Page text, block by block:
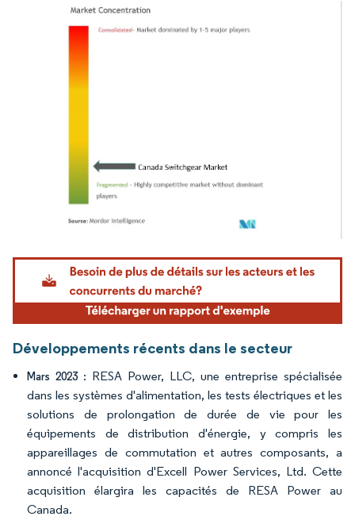
Image © Mordor Intelligence. La réutilisation nécessite une attribution sous CC BY
Développements récents dans le secteur
Mars 2023 : RESA Power, LLC, une entreprise spécialisée
dans les systèmes d'alimentation, les tests électriques et les
solutions de prolongation de durée de vie pour les
équipements de distribution d'énergie, y compris les
appareillages de commutation et autres composants, a
annoncé l'acquisition d'Excell Power Services, Ltd. Cette
acquisition élargira les capacités de RESA Power au
Canada.